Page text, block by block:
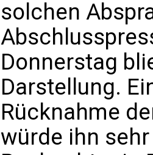
solchen
Donnerstag
Darstellung.
Rücknahme
würde ihn